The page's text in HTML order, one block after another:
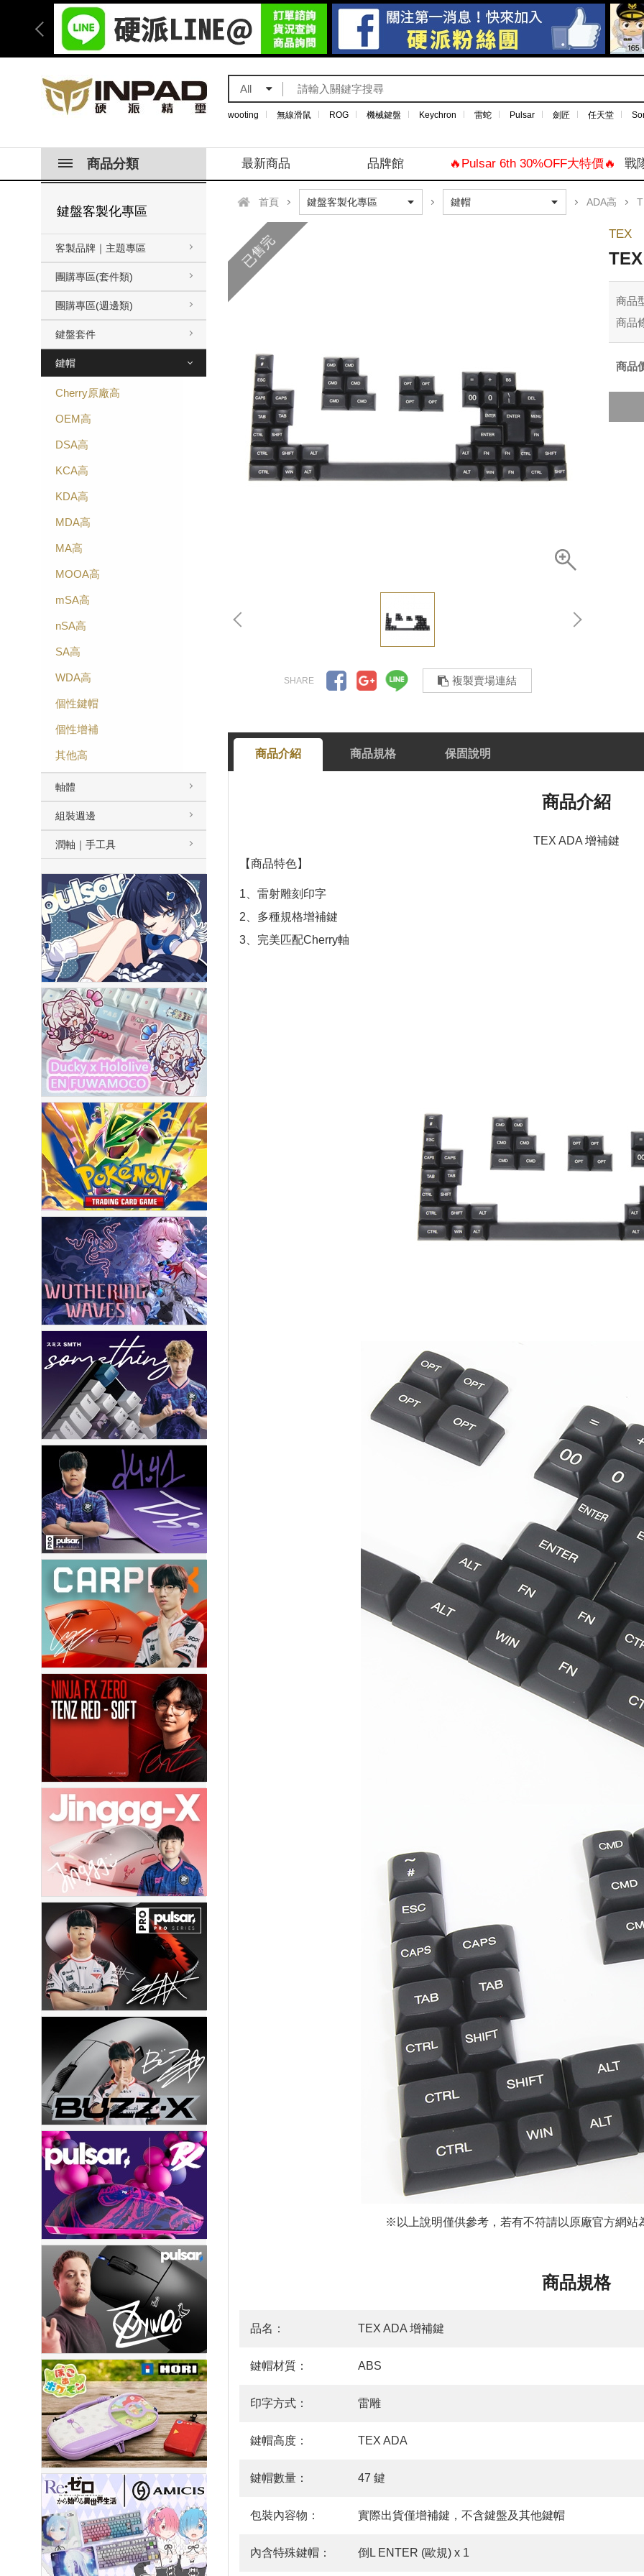
All
wooting 無線滑鼠 ROG 機械鍵盤 Keychron 雷蛇 Pulsar 劍匠 任天堂
商品分類 最新商品 品牌館 🔥Pulsar 6th 30%OFF大特價🔥 戰
鍵盤客製化專區
客製品牌｜主題專區
團購專區(套件類)
團購專區(週邊類)
鍵盤套件
鍵帽
Cherry原廠高
OEM高
DSA高
KCA高
KDA高
MDA高
MA高
MOOA高
mSA高
nSA高
SA高
WDA高
個性鍵帽
個性增補
其他高
軸體
組裝週邊
潤軸｜手工具
首頁 ADA高
已售完
複製賣場連結
TEX
商品
商品
商品
商品介紹 商品規格 保固說明
商品介紹
TEX ADA 增補鍵
【商品特色】
1、雷射雕刻印字
2、多種規格增補鍵
3、完美匹配Cherry軸
※以上說明僅供參考，若有不符請以原廠官方網站
商品規格
品名： TEX ADA 增補鍵
鍵帽材質： ABS
印字方式： 雷雕
鍵帽高度： TEX ADA
鍵帽數量： 47 鍵
包裝內容物： 實際出貨僅增補鍵，不含鍵盤及其他鍵帽
內含特殊鍵帽： 倒L ENTER (歐規) x 1